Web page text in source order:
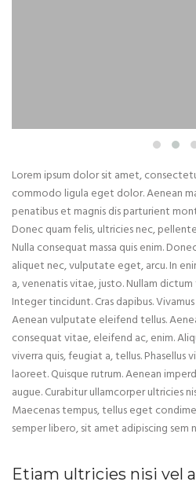
Lorem ipsum dolor sit amet,
commodo ligula eget dolor. Aenean
penatibus et magnis dis parturient
Donec quam felis, ultricies nec,
Nulla consequat massa quis enim.
aliquet nec, vulputate eget, arcu. In
a, venenatis vitae, justo. Nullam
Integer tincidunt. Cras dapibus.
Aenean vulputate eleifend tellus.
consequat vitae, eleifend ac, enim.
viverra quis, feugiat a, tellus. Phasellus
laoreet. Quisque rutrum. Aenean
augue. Curabitur ullamcorper ultricies
Maecenas tempus, tellus eget
semper libero, sit amet adipiscing sem
Etiam ultricies nisi vel